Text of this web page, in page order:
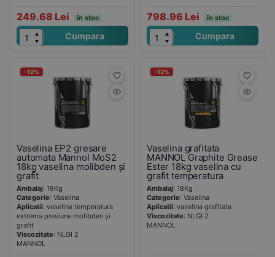
249.68 Lei în stoc
Cumpara
798.96 Lei în stoc
Cumpara
-12%
Vaselina EP2 gresare
automata Mannol MoS2
18kg vaselina molibden și
grafit
Ambalaj: 18Kg
Categorie: Vaselina
Aplicatii: vaselina temperatura
extrema presiune molibden și
grafit
Viscozitate: NLGI 2
MANNOL
-12%
Vaselina grafitata
MANNOL Graphite Grease
Ester 18kg vaselina cu
grafit temperatura
Ambalaj: 18Kg
Categorie: Vaselina
Aplicatii: vaselina grafitata
Viscozitate: NLGI 2
MANNOL